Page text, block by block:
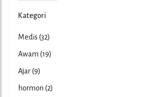
Kategori
Medis (32)
Awam (19)
Ajar(9)
hormon (2)